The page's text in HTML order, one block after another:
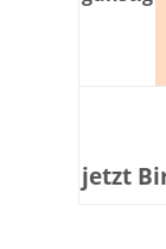
jetzt